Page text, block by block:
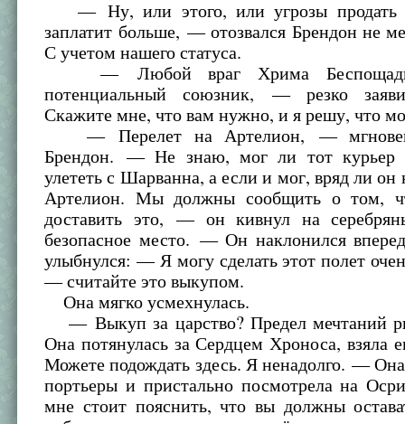
— Ну, или этого, или угрозы продать
заплатит больше, — отозвался Брендон не
С учетом нашего статуса.
— Любой враг Хрима
потенциальный союзник, — резко
Скажите мне, что вам нужно, и я решу, что
— Перелет на Артелион, —
Брендон. — Не знаю, мог ли тот курьер
улететь с Шарванна, а если и мог, вряд ли он
Артелион. Мы должны сообщить о том,
доставить это, — он кивнул на
безопасное место. — Он наклонился
улыбнулся: — Я могу сделать этот полет
— считайте это выкупом.
Она мягко усмехнулась.
— Выкуп за царство? Предел мечтаний
Она потянулась за Сердцем Хроноса, взяла
Можете подождать здесь. Я ненадолго. —
портьеры и пристально посмотрела на
мне стоит пояснить, что вы должны